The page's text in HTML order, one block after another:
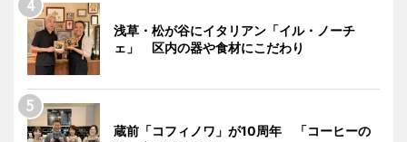
浅草・松が谷にイタリアン「イル・ノーチ
ェ」 区内の器や食材にこだわり
蔵前「コフィノワ」が10周年 「コーヒーの